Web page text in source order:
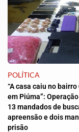
POLÍTICA
“A casa caiu no bairro
em Piúma”:
13 mandados de
apreensão e dois
prisão